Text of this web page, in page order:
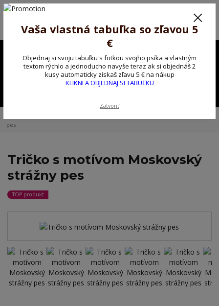
Poprosíme ctených zákazníkov o trpezlivosť, v tomto období máme
Preto sme Vám pripravili malý darček ako ospravedlnenie.
!!! ZĽAVA 5€ na PRVÚ objednávku nad 30€ s kódom pozorpes5 !!!
0,00 EUR
pes
Tričko s motívom Moskovský
strážny pes
TOP produkt
Vaša vlastná tabuľka so zľavou 5
€
Objednaj si svoju tabuľku s fotkou svojho psíka a vlastným
textom rýchlo a jednoducho navyše teraz ak si objednáš 2
kusy automaticky získaš zľavu 5 € na nákup
KLIKNI A OBJEDNAJ SI TABUĽKU
Zatvoriť